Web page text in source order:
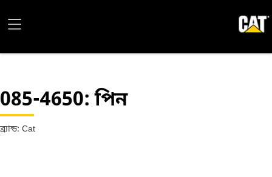
085-4650: পিন
ব্র্যান্ড: Cat